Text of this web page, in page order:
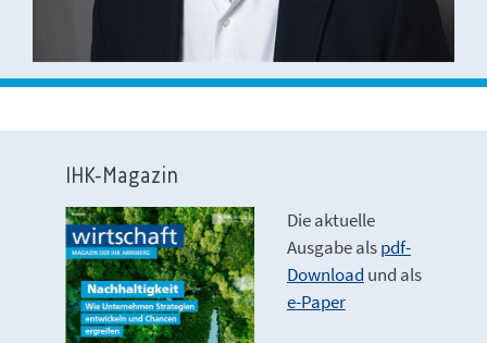
IHK-Magazin
Die aktuelle
Ausgabe alspdf-
Download und als
e-Paper